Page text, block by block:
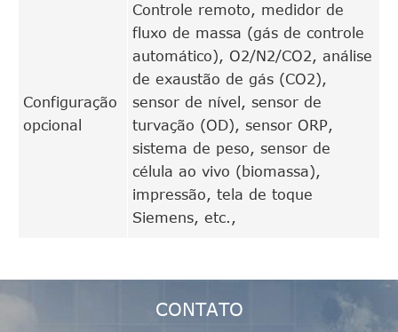
Configuração
opcional
Controle remoto, medidor de
fluxo de massa (gás de controle
automático), O2/N2/CO2, análise
de exaustão de gás (CO2),
sensor de nível, sensor de
turvação (OD), sensor ORP,
sistema de peso, sensor de
célula ao vivo (biomassa),
impressão, tela de toque
Siemens, etc.,
CONTATO